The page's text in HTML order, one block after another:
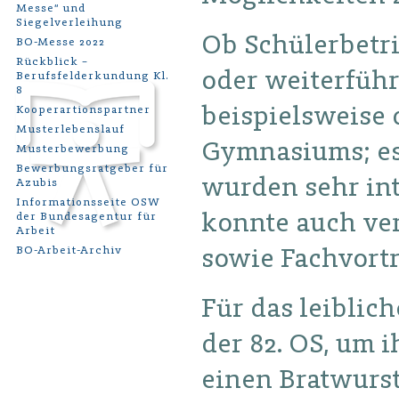
Ob
oder
beispielsweise
Gymnasiums;
wurden sehr
konnte auch
sowie
Für das
der 82. OS, um
einen
Messe“ und
Siegelverleihung
BO-Messe 2022
Rückblick –
Berufsfelderkundung Kl.
8
Kooperartionspartner
Musterlebenslauf
Musterbewerbung
Bewerbungsratgeber für
Azubis
Informationsseite OSW
der Bundesagentur für
Arbeit
BO-Arbeit-Archiv